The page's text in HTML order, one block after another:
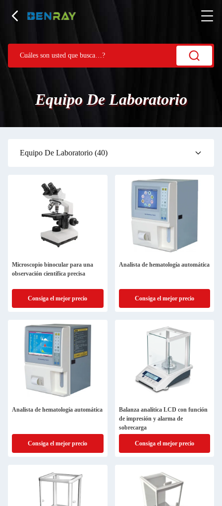
Equipo De Laboratorio
Equipo De Laboratorio (40)
Microscopio binocular para una
observación científica precisa
Consiga el mejor precio
Analista de hematología automática
Consiga el mejor precio
Analista de hematología automática
Consiga el mejor precio
Balanza analítica LCD con función
de impresión y alarma de
sobrecarga
Consiga el mejor precio